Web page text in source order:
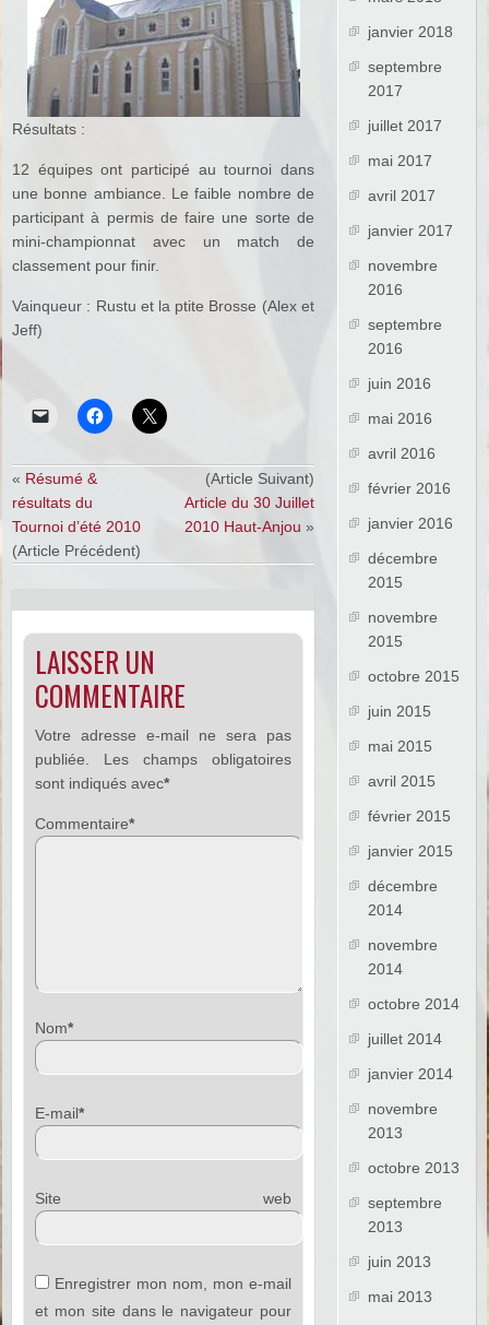
Résultats :
12 équipes ont participé au tournoi dans
une bonne ambiance. Le faible nombre de
participant à permis de faire une sorte de
mini-championnat avec un match de
classement pour finir.
Vainqueur : Rustu et la ptite Brosse (Alex et
Jeff)
« Résumé &
résultats du
Tournoi d’été 2010
(Article Précédent)
(Article Suivant)
Article du 30 Juillet
2010 Haut-Anjou »
LAISSER UN
COMMENTAIRE
Votre adresse e-mail ne sera pas
publiée.
Les champs obligatoires
sont indiqués avec*
Commentaire*
Nom*
E-mail*
Site web
Enregistrer mon nom, mon e-mail
et mon site dans le navigateur pour
janvier 2018
septembre
2017
juillet 2017
mai 2017
avril 2017
janvier 2017
novembre
2016
septembre
2016
juin 2016
mai 2016
avril 2016
février 2016
janvier 2016
décembre
2015
novembre
2015
octobre 2015
juin 2015
mai 2015
avril 2015
février 2015
janvier 2015
décembre
2014
novembre
2014
octobre 2014
juillet 2014
janvier 2014
novembre
2013
octobre 2013
septembre
2013
juin 2013
mai 2013